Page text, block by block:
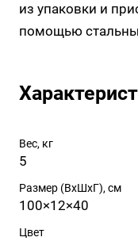
из упаковки и
помощью
Вес, кг
5
Размер (ВхШхГ), см
100×12×40
Цвет